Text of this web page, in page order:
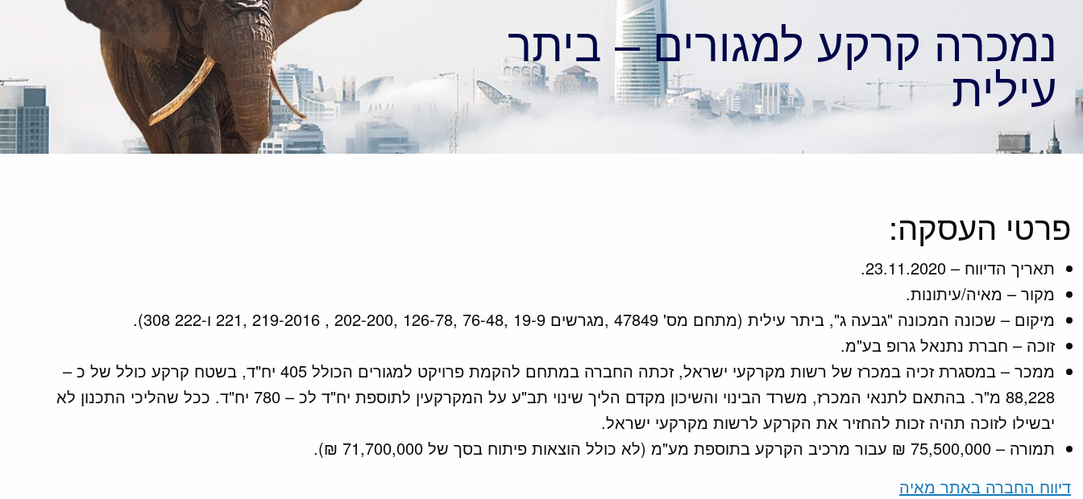
נמכרה קרקע למגורים – ביתר
עילית
פרטי העסקה:
תאריך הדיווח – 23.11.2020.
מקור – מאיה/עיתונות.
מיקום – שכונה המכונה "גבעה ג", ביתר עילית (מתחם מס' 47849 ,מגרשים 19-9 ,76-48 ,126-78 ,202-200 , 219-2016 ,221 ו-222 308).
זוכה – חברת נתנאל גרופ בע"מ.
ממכר – במסגרת זכיה במכרז של רשות מקרקעי ישראל, זכתה החברה במתחם להקמת פרויקט למגורים הכולל 405 יח"ד, בשטח קרקע כולל של כ –
88,228 מ"ר. בהתאם לתנאי המכרז, משרד הבינוי והשיכון מקדם הליך שינוי תב"ע על המקרקעין לתוספת יח"ד לכ – 780 יח"ד. ככל שהליכי התכנון לא
יבשילו לזוכה תהיה זכות להחזיר את הקרקע לרשות מקרקעי ישראל.
תמורה – 75,500,000 ₪ עבור מרכיב הקרקע בתוספת מע"מ (לא כולל הוצאות פיתוח בסך של 71,700,000 ₪).
דיווח החברה באתר מאיה